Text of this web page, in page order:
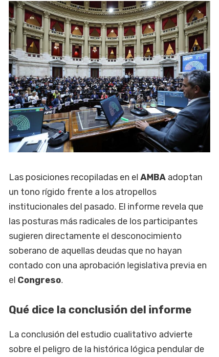
Las posiciones recopiladas en el AMBA adoptan
un tono rígido frente a los atropellos
institucionales del pasado. El informe revela que
las posturas más radicales de los participantes
sugieren directamente el desconocimiento
soberano de aquellas deudas que no hayan
contado con una aprobación legislativa previa en
el Congreso.
Qué dice la conclusión del informe
La conclusión del estudio cualitativo advierte
sobre el peligro de la histórica lógica pendular de